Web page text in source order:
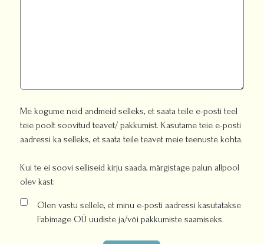
Me kogume neid andmeid selleks, et saata teile e-posti teel
teie poolt soovitud teavet/ pakkumist. Kasutame teie e-posti
aadressi ka selleks, et saata teile teavet meie teenuste kohta.
Kui te ei soovi selliseid kirju saada, märgistage palun allpool
olev kast:
Olen vastu sellele, et minu e-posti aadressi kasutatakse
Fabimage OÜ uudiste ja/või pakkumiste saamiseks.